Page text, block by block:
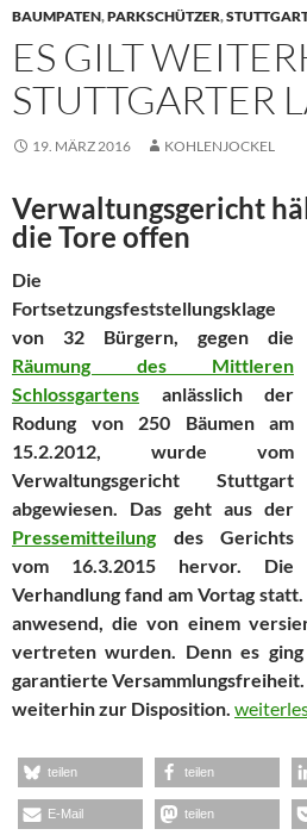
BAUMPATEN,PARKSCHÜTZER,
ES GILT
STUTTGARTER
19. MÄRZ 2016 KOHLENJOCKEL
Verwaltungsgericht
die Tore offen
Die
Fortsetzungsfeststellungsklage
von 32 Bürgern, gegen die
Räumung des Mittleren
Schlossgartens anlässlich der
Rodung von 250 Bäumen am
15.2.2012, wurde vom
Verwaltungsgericht Stuttgart
abgewiesen. Das geht aus der
Pressemitteilung des Gerichts
vom 16.3.2015 hervor. Die
Verhandlung fand am Vortag
anwesend, die von einem
vertreten wurden. Denn es
garantierte
weiterhin zur Disposition. Es gilt
teilen teilen
E-Mail teilen